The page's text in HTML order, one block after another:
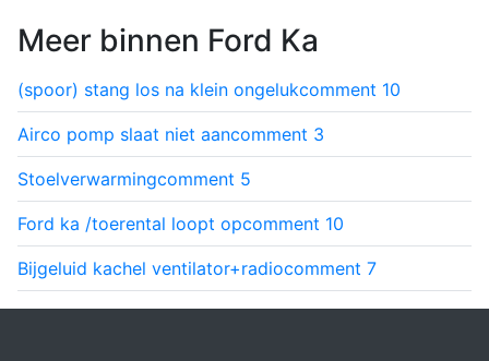
Meer binnen Ford Ka
(spoor) stang los na klein ongelukcomment 10
Airco pomp slaat niet aancomment 3
Stoelverwarmingcomment 5
Ford ka /toerental loopt opcomment 10
Bijgeluid kachel ventilator+radiocomment 7